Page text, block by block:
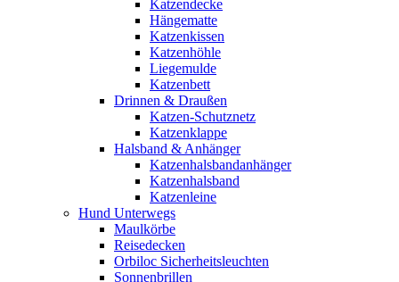
Katzendecke
Hängematte
Katzenkissen
Katzenhöhle
Liegemulde
Katzenbett
Drinnen & Draußen
Katzen-Schutznetz
Katzenklappe
Halsband & Anhänger
Katzenhalsbandanhänger
Katzenhalsband
Katzenleine
Hund Unterwegs
Maulkörbe
Reisedecken
Orbiloc Sicherheitsleuchten
Sonnenbrillen